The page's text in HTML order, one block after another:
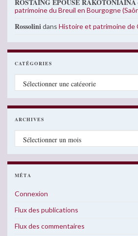
ROSTAING EPOUSE RAKOTONIAINA
patrimoine du Breuil en Bourgogne
Rossolinidans Histoire et patrimoine de
CATÉGORIES
Catégories
ARCHIVES
Archives
MÉTA
Connexion
Flux des publications
Flux des commentaires